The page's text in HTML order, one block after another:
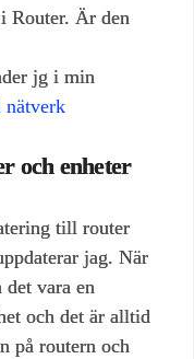
Router. Är den
jg i min
nätverk
och enheter
till router
jag. När
det vara en
och det är alltid
på routern och